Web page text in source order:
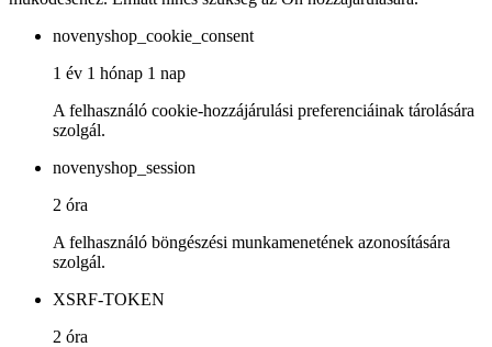
novenyshop_cookie_consent
1 év 1 hónap 1 nap
A felhasználó cookie-hozzájárulási preferenciáinak tárolására
szolgál.
novenyshop_session
2 óra
A felhasználó böngészési munkamenetének azonosítására
szolgál.
XSRF-TOKEN
2 óra